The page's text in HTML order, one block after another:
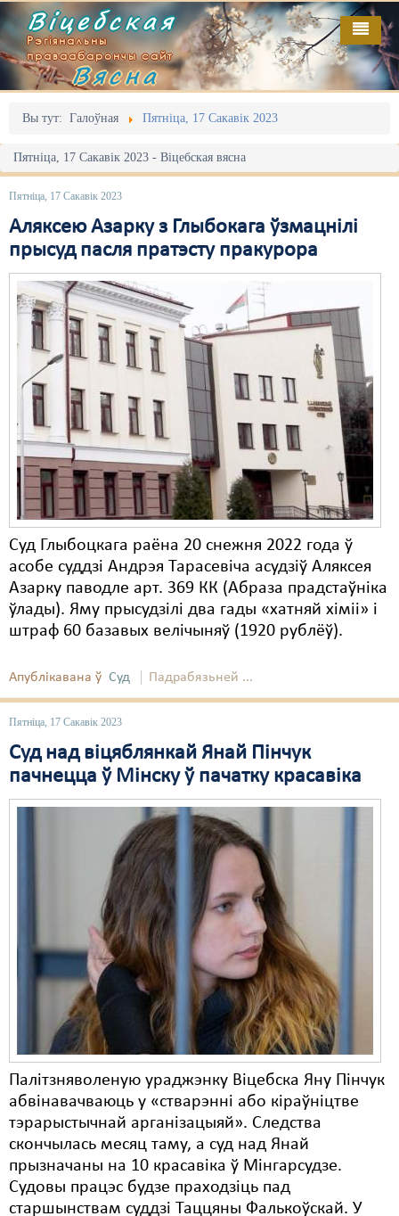
Віцебская
Рэгіянальны
праваабарончы сайт
Вясна
Вы тут: Галоўная Пятніца, 17 Сакавік 2023
Пятніца, 17 Сакавік 2023 - Віцебская вясна
Пятніца, 17 Сакавік 2023
Аляксею Азарку з Глыбокага ўзмацнілі
прысуд пасля пратэсту пракурора
Суд Глыбоцкага раёна 20 снежня 2022 года ў
асобе суддзі Андрэя Тарасевіча асудзіў Аляксея
Азарку паводле арт. 369 КК (Абраза прадстаўніка
ўлады). Яму прысудзілі два гады «хатняй хіміі» і
штраф 60 базавых велічыняў (1920 рублёў).
Апублікавана ў Суд Падрабязьней ...
Пятніца, 17 Сакавік 2023
Суд над віцяблянкай Янай Пінчук
пачнецца ў Мінску ў пачатку красавіка
Палітзняволеную ураджэнку Віцебска Яну Пінчук
абвінавачваюць у «стварэнні або кіраўніцтве
тэрарыстычнай арганізацыяй». Следства
скончылась месяц таму, а суд над Янай
прызначаны на 10 красавіка ў Мінгарсудзе.
Судовы працэс будзе праходзіць пад
старшынствам суддзі Таццяны Фалькоўскай. У
Галоўная
Адміністрацыйны перасьлед
Акцыі
Выбары
Грамадзянскія ініцыятывы
Дзяржава
Дыскрымінацыя
Затрыманьні
Карная псыхіятрыя
КПЧ ААН
Культурныя правы
ЛПП
Мігранты
Мірныя сходы
Палітвязьні
Правы дзіцяці
Пэнітэнцыярная сыстэма
Распальваньне варожасьці
Свабода сумленьня
Сьмяротнае пакараньне
Экалёгія
Правы працоўных
Сацыяльныя правы
Выданьні
Відэа
Пра нас
RSS